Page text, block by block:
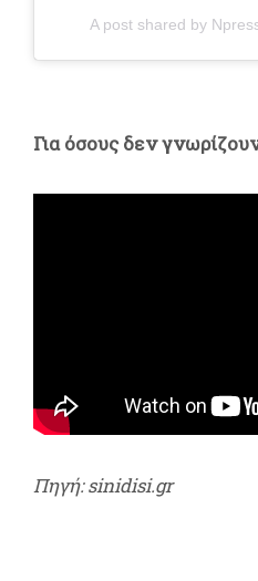
A post shared by
Για όσους δεν
Πηγή: sinidisi.gr